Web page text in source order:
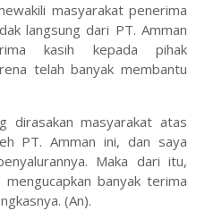
masyarakat penerima
langsung dari PT. Amman
kasih kepada pihak
telah banyak membantu
dirasakan masyarakat atas
PT. Amman ini, dan saya
Maka dari itu,
banyak terima
(An).